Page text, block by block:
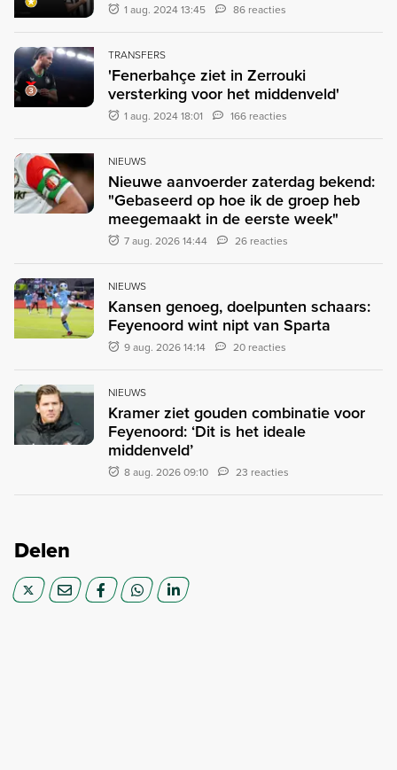
1 aug. 2024 13:45 86 reacties
TRANSFERS
'Fenerbahçe ziet in Zerrouki
versterking voor het middenveld'
1 aug. 2024 18:01 166 reacties
NIEUWS
Nieuwe aanvoerder zaterdag bekend:
"Gebaseerd op hoe ik de groep heb
meegemaakt in de eerste week"
7 aug. 2026 14:44 26 reacties
NIEUWS
Kansen genoeg, doelpunten schaars:
Feyenoord wint nipt van Sparta
9 aug. 2026 14:14 20 reacties
NIEUWS
Kramer ziet gouden combinatie voor
Feyenoord: ‘Dit is het ideale
middenveld’
8 aug. 2026 09:10 23 reacties
Delen